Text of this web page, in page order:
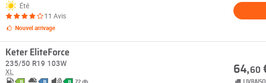
Été
11 Avis
Nouvel arrivage
Keter EliteForce
235/50 R19 103W
XL
72 db
64,60